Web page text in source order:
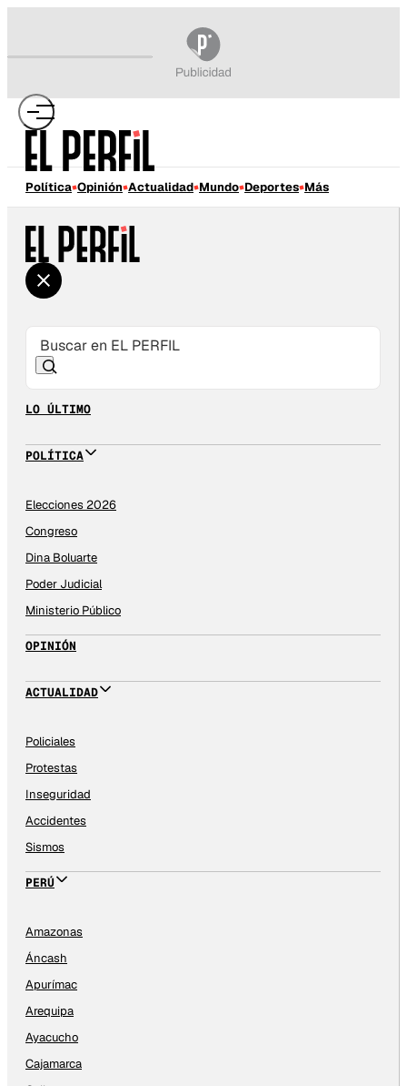
Política Opinión Actualidad Mundo Deportes Más
LO ÚLTIMO
POLÍTICA
Elecciones 2026
Congreso
Dina Boluarte
Poder Judicial
Ministerio Público
OPINIÓN
ACTUALIDAD
Policiales
Protestas
Inseguridad
Accidentes
Sismos
PERÚ
Amazonas
Áncash
Apurímac
Arequipa
Ayacucho
Cajamarca